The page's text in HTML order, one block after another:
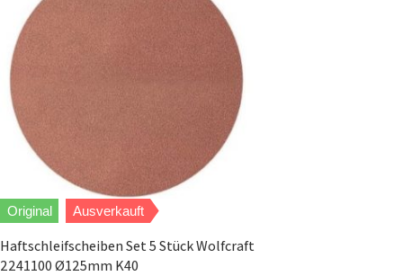
Original Ausverkauft
Haftschleifscheiben Set 5 Stück Wolfcraft
2241100 Ø125mm K40